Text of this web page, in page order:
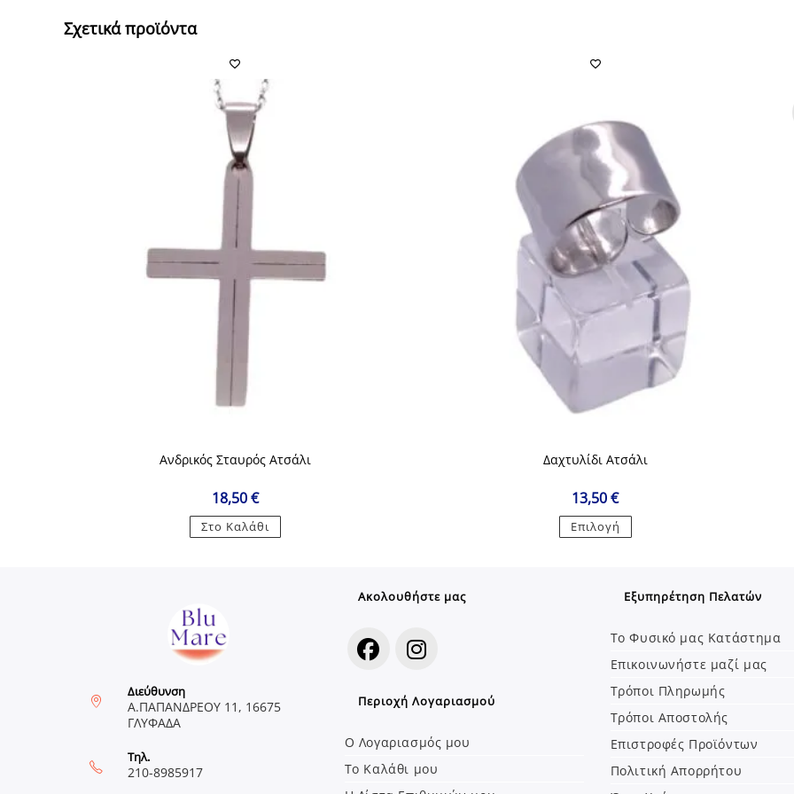
Σχετικά προϊόντα
Ανδρικός Σταυρός Ατσάλι
18,50€
Στο Καλάθι
Δαχτυλίδι Ατσάλι
13,50€
Επιλογή Αυτό
το
Οι
επιλογές
να
επιλεγούν
σελίδα
του
προϊόντος
Διεύθυνση
Α.ΠΑΠΑΝΔΡΕΟΥ 11, 16675
ΓΛΥΦΑΔΑ
Τηλ.
210-8985917
Ακολουθήστε μας
new
tab
in
new
tab
Περιοχή Λογαριασμού
Ο Λογαριασμός μου
Το Καλάθι μου
Εξυπηρέτηση Πελατών
Το Φυσικό μας Κατάστημα
Επικοινωνήστε μαζί μας
Τρόποι Πληρωμής
Τρόποι Αποστολής
Επιστροφές Προϊόντων
Πολιτική Απορρήτου